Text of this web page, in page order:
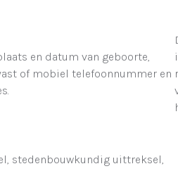
en datum van geboorte,
of mobiel telefoonnummer en
stedenbouwkundig uittreksel,